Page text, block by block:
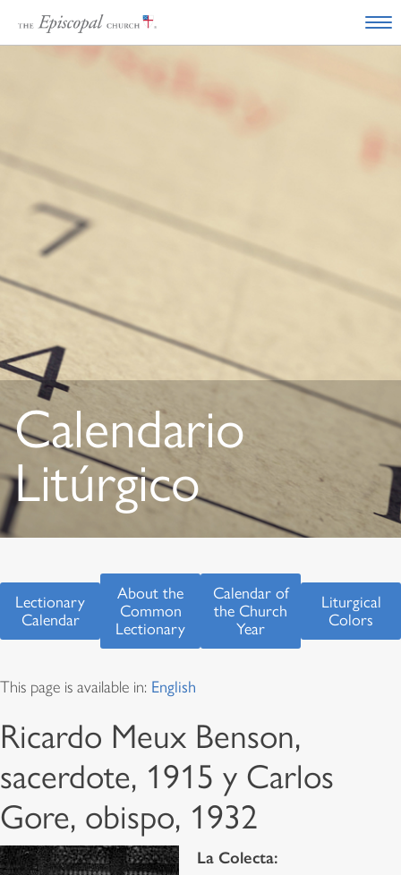
Calendario
Litúrgico
Lectionary
Calendar
About the
Common
Lectionary
Calendar of
the Church
Year
Liturgical
Colors
This page is available in: English
Ricardo Meux Benson,
sacerdote, 1915 y Carlos
Gore, obispo, 1932
La Colecta: